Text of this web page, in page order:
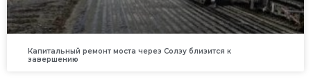
Капитальный ремонт моста через Солзу близится к
завершению